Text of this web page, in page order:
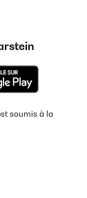
soumis à la